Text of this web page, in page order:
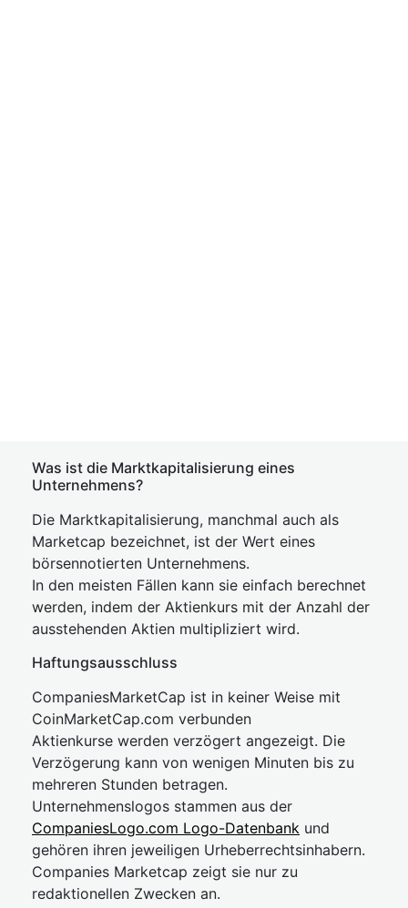
Was ist die Marktkapitalisierung eines
Unternehmens?
Die Marktkapitalisierung, manchmal auch als
Marketcap bezeichnet, ist der Wert eines
börsennotierten Unternehmens.
In den meisten Fällen kann sie einfach berechnet
werden, indem der Aktienkurs mit der Anzahl der
ausstehenden Aktien multipliziert wird.
Haftungsausschluss
CompaniesMarketCap ist in keiner Weise mit
CoinMarketCap.com verbunden
Aktienkurse werden verzögert angezeigt. Die
Verzögerung kann von wenigen Minuten bis zu
mehreren Stunden betragen.
Unternehmenslogos stammen aus der
CompaniesLogo.com Logo-Datenbank und
gehören ihren jeweiligen Urheberrechtsinhabern.
Companies Marketcap zeigt sie nur zu
redaktionellen Zwecken an.